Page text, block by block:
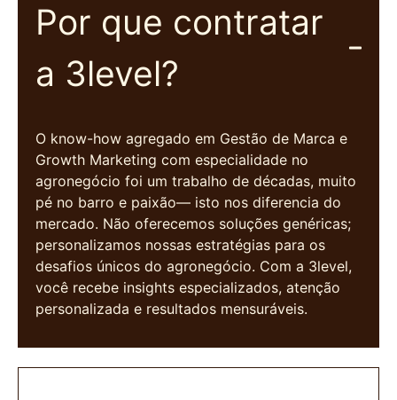
Por que contratar
a 3level?
O know-how agregado em Gestão de Marca e
Growth Marketing com especialidade no
agronegócio foi um trabalho de décadas, muito
pé no barro e paixão— isto nos diferencia do
mercado. Não oferecemos soluções genéricas;
personalizamos nossas estratégias para os
desafios únicos do agronegócio. Com a 3level,
você recebe insights especializados, atenção
personalizada e resultados mensuráveis.